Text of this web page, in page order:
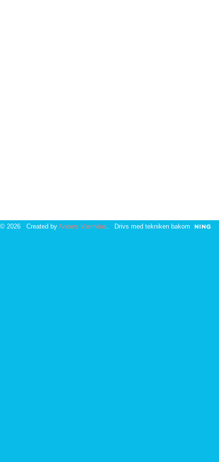
© 2026 Created by Anders Værnéus . Drivs med tekniken bakom